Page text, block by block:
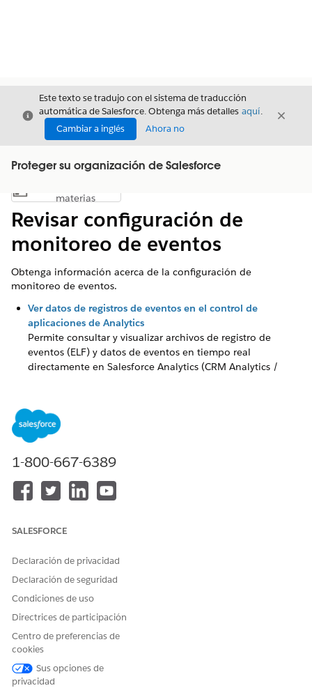
Cerrar
Este texto se tradujo con el sistema de traducción
automática de Salesforce. Obtenga más detalles aquí.
Cambiar a inglés
Ahora no
Cerrar
Proteger su organización de Salesforce
Mostrar índice de materias
materias
Revisar configuración de
monitoreo de eventos
Obtenga información acerca de la configuración de
monitoreo de eventos.
Ver datos de registros de eventos en el control de
aplicaciones de Analytics
Permite consultar y visualizar archivos de registro de
eventos (ELF) y datos de eventos en tiempo real
directamente en Salesforce Analytics (CRM Analytics /
Parámetro fundacional que activa la generación de
Archivos de registro de eventos (ELF) detallados
en toda la organización para el monitoreo de seguridad,
Seleccionar Activar control de eventos Lightning Logger
cliente, mediciones de desempeño y eventos de registro
y componentes Aura.
Activar políticas de seguridad de transacciones para
interceptar el control de eventos en tiempo real
Motor de políticas en tiempo real que intercepta y evalúa
acciones de usuario con lógica Apex personalizada,
bloqueando o alertando sobre transacciones de riesgo
antes de completarse utilizando transmisiones de datos
de Monitoreo de eventos.
1-800-667-6389
SALESFORCE
Declaración de privacidad
Declaración de seguridad
Condiciones de uso
Directrices de participación
Centro de preferencias de
cookies
Sus opciones de
privacidad